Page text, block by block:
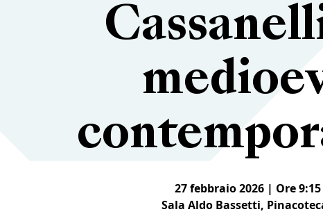
27 febbraio 2026 | Ore 9:15
Sala Aldo Bassetti,